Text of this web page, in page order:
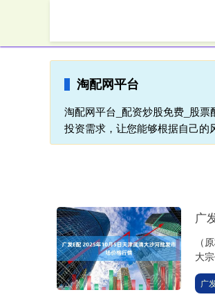
淘配网平台
淘配网平台_配资炒股免费_股
投资需求，让您能够根据自己的
广
（
大
广